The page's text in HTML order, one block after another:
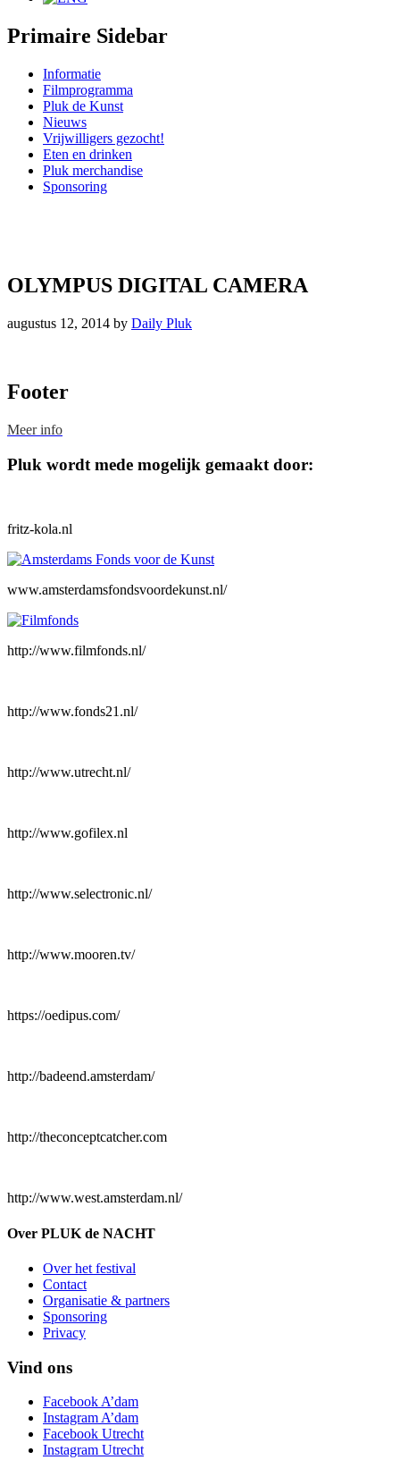
Primaire Sidebar
Informatie
Filmprogramma
Pluk de Kunst
Nieuws
Vrijwilligers gezocht!
Eten en drinken
Pluk merchandise
Sponsoring
OLYMPUS DIGITAL CAMERA
augustus 12, 2014 by Daily Pluk
Footer
Meer info
Pluk wordt mede mogelijk gemaakt door:
fritz-kola.nl
www.amsterdamsfondsvoordekunst.nl/
http://www.filmfonds.nl/
http://www.fonds21.nl/
http://www.utrecht.nl/
http://www.gofilex.nl
http://www.selectronic.nl/
http://www.mooren.tv/
https://oedipus.com/
http://badeend.amsterdam/
http://theconceptcatcher.com
http://www.west.amsterdam.nl/
Over PLUK de NACHT
Over het festival
Contact
Organisatie & partners
Sponsoring
Privacy
Vind ons
Facebook A’dam
Instagram A’dam
Facebook Utrecht
Instagram Utrecht